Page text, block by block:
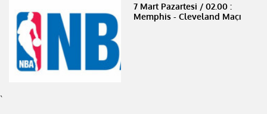
7 Mart Pazartesi / 02.00 :
Memphis - Cleveland Maçı
`